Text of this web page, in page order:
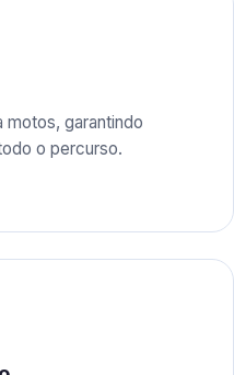
motos, garantindo
o percurso.